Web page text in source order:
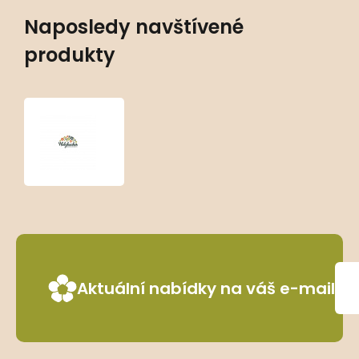
Naposledy navštívené
produkty
Aktuální nabídky na váš e-mail